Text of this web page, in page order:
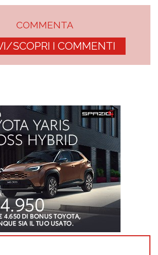
COMMENTA
SCOPRI I COMMENTI